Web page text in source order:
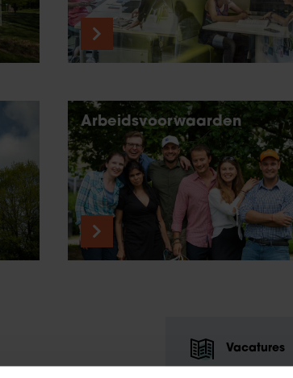
Arbeidsvoorwaarden
Vacatures